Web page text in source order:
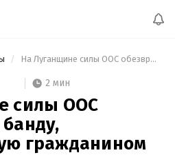
На Луганщине силы ООС обезвредили банду, возглавляемую гражданином России
2 мин
силы ООС
гражданином